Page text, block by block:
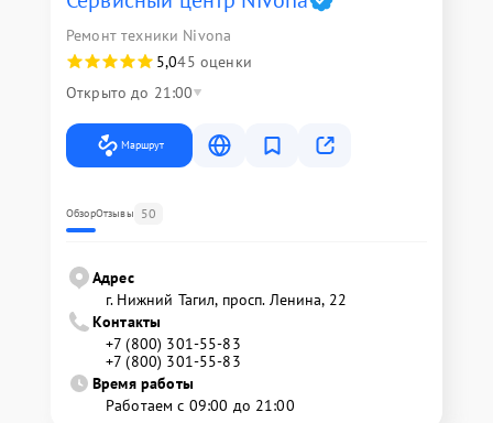
Ремонт техники Nivona
5,045 оценки
Открыто до 21:00
Маршрут
ОбзорОтзывы 50
Адрес
г. Нижний Тагил, просп. Ленина, 22
Контакты
+7 (800) 301-55-83
+7 (800) 301-55-83
Время работы
Работаем с 09:00 до 21:00